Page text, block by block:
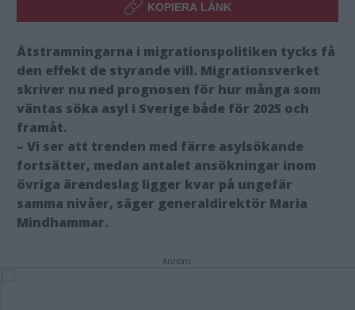
KOPIERA LÄNK
Åtstramningarna i migrationspolitiken tycks få
den effekt de styrande vill. Migrationsverket
skriver nu ned prognosen för hur många som
väntas söka asyl i Sverige både för 2025 och
framåt.
– Vi ser att trenden med färre asylsökande
fortsätter, medan antalet ansökningar inom
övriga ärendeslag ligger kvar på ungefär
samma nivåer, säger generaldirektör Maria
Mindhammar.
Annons: